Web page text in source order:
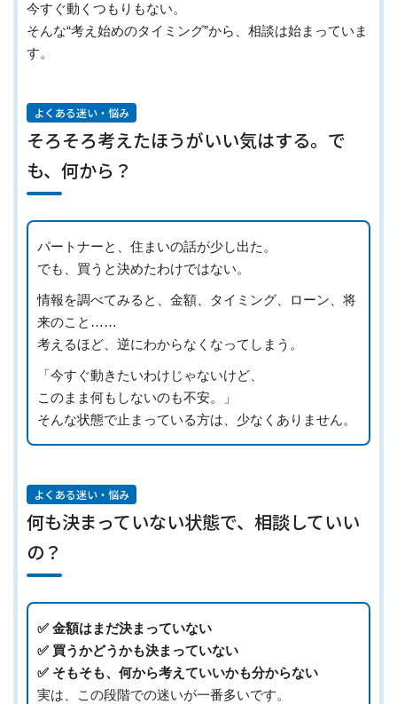
今すぐ動くつもりもない。
そんな“考え始めのタイミング”から、相談は始まっていま
す。
よくある迷い・悩み
そろそろ考えたほうがいい気はする。で
も、何から？
パートナーと、住まいの話が少し出た。
でも、買うと決めたわけではない。
情報を調べてみると、金額、タイミング、ローン、将
来のこと……
考えるほど、逆にわからなくなってしまう。
「今すぐ動きたいわけじゃないけど、
このまま何もしないのも不安。」
そんな状態で止まっている方は、少なくありません。
よくある迷い・悩み
何も決まっていない状態で、相談していい
の？
✅️ 金額はまだ決まっていない
✅️ 買うかどうかも決まっていない
✅️ そもそも、何から考えていいかも分からない
実は、この段階での迷いが一番多いです。